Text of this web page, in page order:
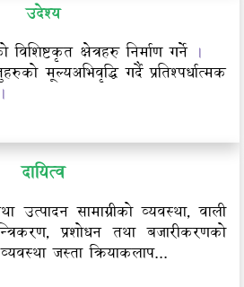
उदेश्य
क्षेत्रहरु निर्माण गर्ने ।
मूल्यअभिवृद्धि गर्दै प्रतिश्पर्धात्मक
।
दायित्व
उत्पादन सामाग्रीको व्यवस्था, वाली
प्रशोधन तथा बजारीकरणको
जस्ता क्रियाकलाप...